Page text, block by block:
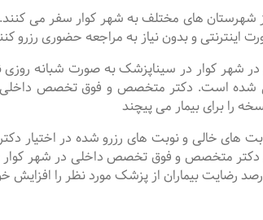
از شهرستان های مختلف به شهر کوار سفر می
اینترنتی و بدون نیاز به مراجعه حضوری رزرو
در سیناپزشک به صورت شبانه روزی
شده است. دکتر متخصص و فوق تخصص داخلی
را برای بیمار می پیچند
خالی و نوبت های رزرو شده در اختیار
دکتر متخصص و فوق تخصص داخلی در شهر کوار
رضایت بیماران از پزشک مورد نظر را افزایش